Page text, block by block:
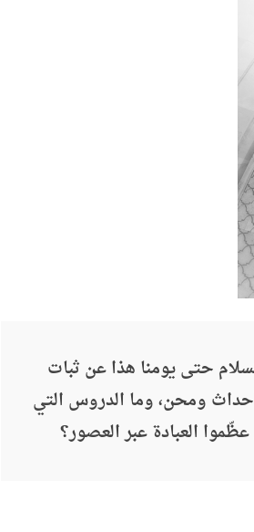
حتى يومنا هذا عن ثبات
ومحن، وما الدروس التي
العبادة عبر العصور؟